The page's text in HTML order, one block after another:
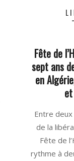
Fête de
sept ans
en
06-
16
Entre
de la
Fête de
rythme à